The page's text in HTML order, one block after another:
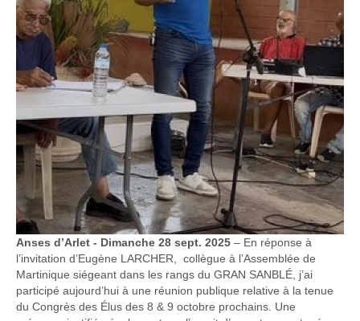
Anses d’Arlet - Dimanche 28 sept. 2025 – En réponse à
l’invitation d’Eugène LARCHER, collègue à l’Assemblée de
Martinique siégeant dans les rangs du GRAN SANBLÉ, j’ai
participé aujourd’hui à une réunion publique relative à la tenue
du Congrès des Élus des 8 & 9 octobre prochains. Une